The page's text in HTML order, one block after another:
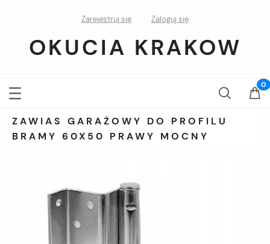
Zarejestruj się Zaloguj się
OKUCIA KRAKOW
ZAWIAS GARAŻOWY DO PROFILU
BRAMY 60X50 PRAWY MOCNY